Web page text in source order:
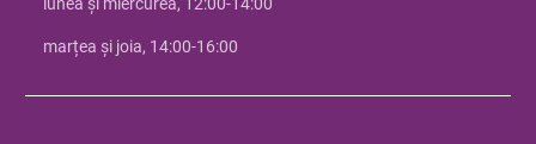
marțea și joia, 14:00-16:00